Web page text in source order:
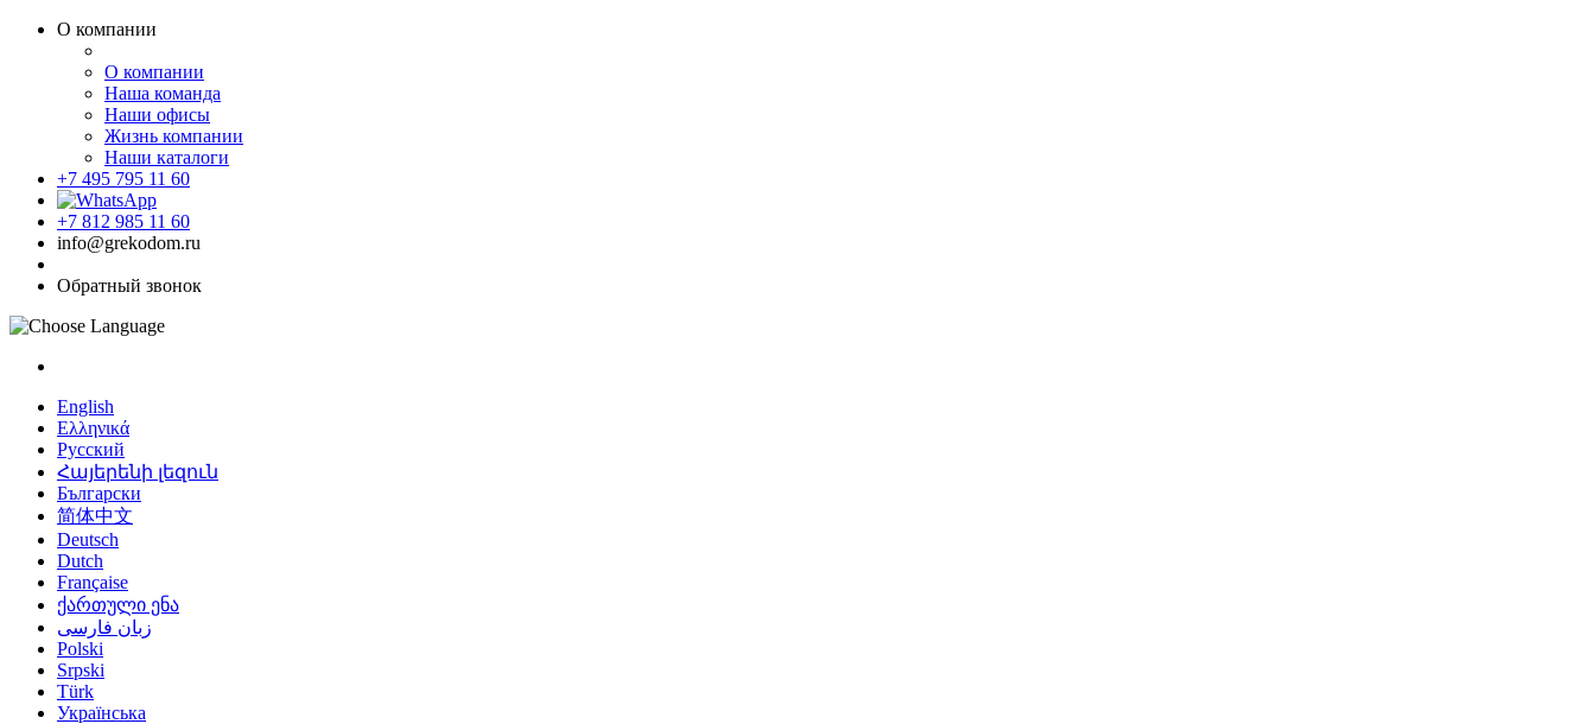
О компании
О компании
Наша команда
Наши офисы
Жизнь компании
Наши каталоги
+7 495 795 11 60
+7 812 985 11 60
info@grekodom.ru
Обратный звонок
English
Ελληνικά
Русский
Հայերենի լեզուն
Български
简体中文
Deutsch
Dutch
Française
ქართული ენა
زبان فارسی
Polski
Srpski
Türk
Українська